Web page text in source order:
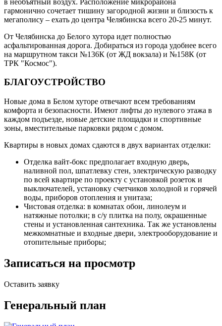
гармонично сочетает тишину загородной жизни и близость к
мегаполису – ехать до центра Челябинска всего 20-25 минут.
От Челябинска до Белого хутора идет полностью
асфальтированная дорога. Добираться из города удобнее всего
на маршрутном такси №136К (от ЖД вокзала) и №158К (от
ТРК "Космос").
БЛАГОУСТРОЙСТВО
Новые дома в Белом хуторе отвечают всем требованиям
комфорта и безопасности. Имеют лифты до нулевого этажа в
каждом подъезде, новые детские площадки и спортивные
зоны, вместительные парковки рядом с домом.
Квартиры в новых домах сдаются в двух вариантах отделки:
Отделка вайт-бокс предполагает входную дверь,
наливной пол, шпатлевку стен, электрическую разводку
по всей квартире по проекту с установкой розеток и
выключателей, установку счетчиков холодной и горячей
воды, приборов отопления и унитаза;
Чистовая отделка: в комнатах обои, линолеум и
натяжные потолки; в с/у плитка на полу, окрашенные
стены и установленная сантехника. Так же установлены
межкомнатные и входные двери, электрооборудование и
отопительные приборы;
Записаться на просмотр
Оставить заявку
Генеральный план